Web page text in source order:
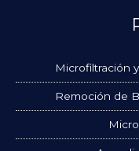
Microfiltración
Remoción de